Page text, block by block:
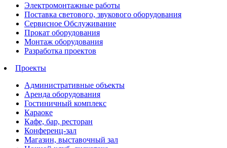
Электромонтажные работы
Поставка светового, звукового оборудования
Сервисное Обслуживание
Прокат оборудования
Монтаж оборудования
Разработка проектов
Проекты
Административные объекты
Аренда оборудования
Гостиничный комплекс
Караоке
Кафе, бар, ресторан
Конференц-зал
Магазин, выставочный зал